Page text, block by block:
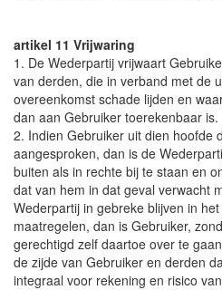
artikel 11 Vrijwaring
1. De Wederpartij vrijwaart
van derden, die in verband met de
overeenkomst schade lijden en
dan aan Gebruiker toerekenbaar is.
2. Indien Gebruiker uit dien hoofde
aangesproken, dan is de
buiten als in rechte bij te staan en
dat van hem in dat geval verwacht
Wederpartij in gebreke blijven in
maatregelen, dan is Gebruiker,
gerechtigd zelf daartoe over te
de zijde van Gebruiker en derden
integraal voor rekening en risico